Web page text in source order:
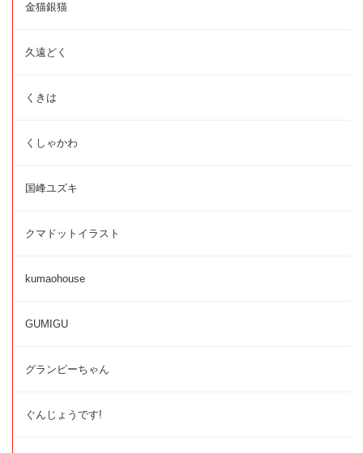
金猫銀猫
久遠どく
くきは
くしゃかわ
国峰ユズキ
クマドットイラスト
kumaohouse
GUMIGU
グランピーちゃん
ぐんじょうです!